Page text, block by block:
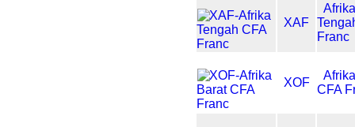
XAF
Franc
XOF
CFA